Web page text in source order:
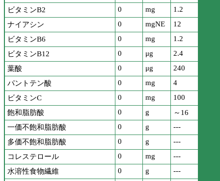
ビタミンB2
0 mg
1.2
ナイアシン
0 mgNE
12
ビタミンB6
0 mg
1.2
ビタミンB12
0 μg
2.4
葉酸
0 μg
240
パントテン酸
0 mg
4
ビタミンC
0 mg
100
飽和脂肪酸
0 g
～16
一価不飽和脂肪酸
0 g
---
多価不飽和脂肪酸
0 g
---
コレステロール
0 mg
---
水溶性食物繊維
0 g
---